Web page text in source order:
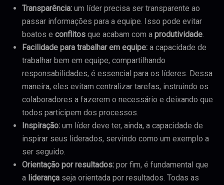
Transparência: um líder precisa ser transparente ao
passar informações para a equipe. Isso pode evitar
boatos e conflitos que acabam com a produtividade.
Facilidade para trabalhar em equipe: a capacidade de
trabalhar bem em equipe, compartilhando
responsabilidades, é essencial para os líderes. Dessa
maneira, eles evitam centralizar tarefas, instruindo os
colaboradores a fazerem o necessário e deixando que
todos participem dos processos.
Inspiração: um líder deve ter, ainda, a capacidade de
inspirar seus liderados, servindo como um exemplo a
ser seguido.
Orientação por resultados: por fim, é fundamental que
a liderança seja orientada por resultados. Todas as